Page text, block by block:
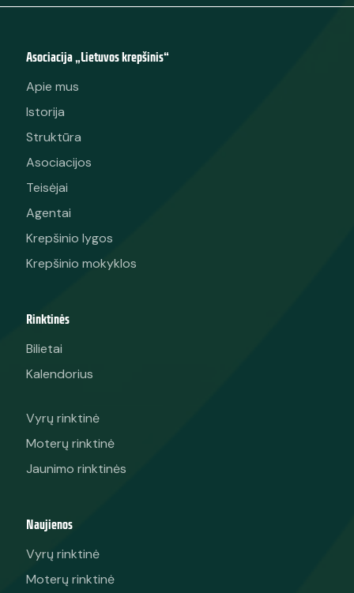
Asociacija „Lietuvos krepšinis“
Apie mus
Istorija
Struktūra
Asociacijos
Teisėjai
Agentai
Krepšinio lygos
Krepšinio mokyklos
Rinktinės
Bilietai
Kalendorius
Vyrų rinktinė
Moterų rinktinė
Jaunimo rinktinės
Naujienos
Vyrų rinktinė
Moterų rinktinė